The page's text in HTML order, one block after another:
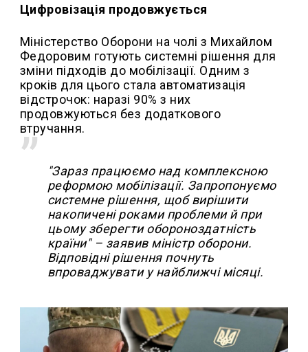
Цифровізація продовжується
Міністерство Оборони на чолі з Михайлом
Федоровим готують системні рішення для
зміни підходів до мобілізації. Одним з
кроків для цього стала автоматизація
відстрочок: наразі 90% з них
продовжуються без додаткового
втручання.
"Зараз працюємо над комплексною
реформою мобілізації. Запропонуємо
системне рішення, щоб вирішити
накопичені роками проблеми й при
цьому зберегти обороноздатність
країни" – заявив міністр оборони.
Відповідні рішення почнуть
впроваджувати у найближчі місяці.